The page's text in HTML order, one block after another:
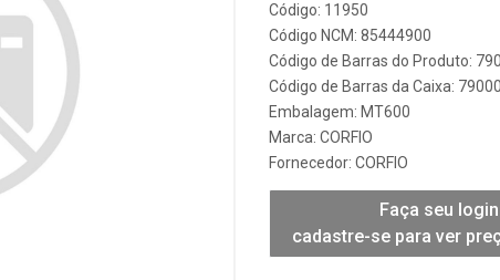
Código: 11950
Código NCM: 85444900
Código de Barras do Produto:
Código de Barras da Caixa:
Embalagem: MT600
Marca: CORFIO
Fornecedor: CORFIO
Faça seu
cadastre-se para ver